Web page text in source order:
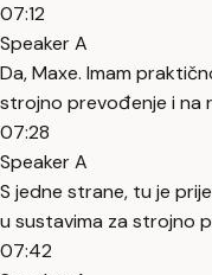
07:12
Speaker A
Da, Maxe. Imam
strojno prevođenje i na
07:28
Speaker A
S jedne strane, tu je
u sustavima za strojno
07:42